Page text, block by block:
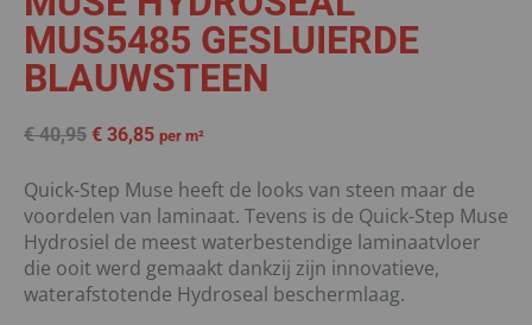
MUS5485 GESLUIERDE
BLAUWSTEEN
€40,95 € 36,85 per m²
Quick-Step Muse heeft de looks van steen maar de
voordelen van laminaat. Tevens is de Quick-Step Muse
Hydrosiel de meest waterbestendige laminaatvloer
die ooit werd gemaakt dankzij zijn innovatieve,
waterafstotende Hydroseal beschermlaag.